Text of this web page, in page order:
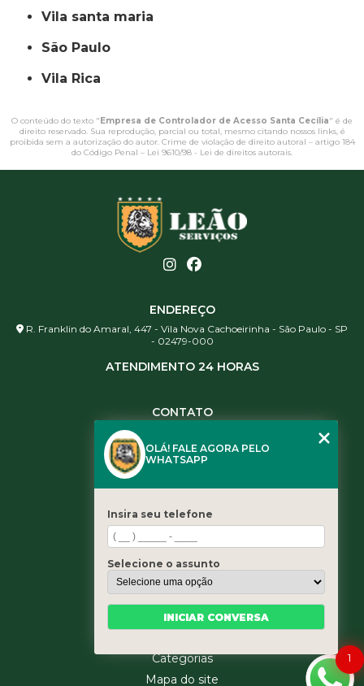
vila santa maria
São Paulo
Vila Rica
O conteúdo do texto " Empresa de Controlador de Acesso Santa Cecília" é de
direito reservado. Sua reprodução, parcial ou total, mesmo citando nossos links, é
proibida sem a autorização do autor. Crime de violação de direito autoral – artigo 184
do Código Penal – Lei 9610/98 - Lei de direitos autorais.
ENDEREÇO
R. Franklin do Amaral, 447 - Vila Nova Cachoeirinha - São Paulo - SP
- 02479-000
ATENDIMENTO 24 HORAS
CONTATO
(11) 3461-5871
contato@leaoservicos.com.br
Home
Quem somos
Serviços
Blog
Categorias
Mapa do site
1
OLÁ! FALE AGORA PELO
WHATSAPP
Insira seu telefone
Selecione o assunto
INICIAR CONVERSA